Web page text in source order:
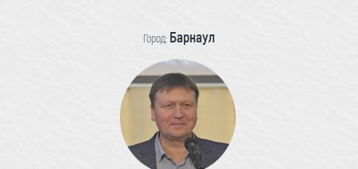
Город: Барнаул